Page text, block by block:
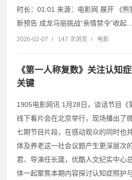
时长：01:01 来源：电影网 展开 《熊
新预告 成龙马丽挑战“亲情禁令”收起...
2026-02-07 / 147 次浏览 / 电影
《第一人称复数》关注认知
关键
1905电影网讯 1月28日，谈话节目《
线下看片会在北京举行，现场播出了
七期节目片段，在感动观众的同时也
体及养老这一社会议题产生更深层次
君、导演任长箴，优酷人文纪实中心
体一起聚焦本期内容探讨认知症照护